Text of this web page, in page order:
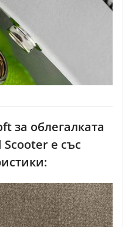
за облегалката
Scooter e със